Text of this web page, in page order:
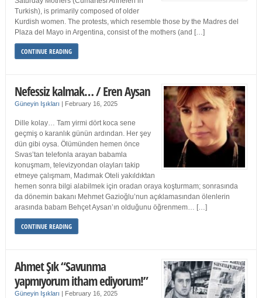
Turkish), is primarily composed of older
Kurdish women. The protests, which resemble those by the Madres del
Plaza del Mayo in Argentina, consist of the mothers (and […]
CONTINUE READING
Nefessiz kalmak… / Eren Aysan
Güneyin Işıkları | February 16, 2025
Dille kolay… Tam yirmi dört koca sene
geçmiş o karanlık günün ardından. Her şey
dün gibi oysa. Ölümünden hemen önce
Sıvas’tan telefonla arayan babamla
konuşmam, televizyondan olayları takip
etmeye çalışmam, Madımak Oteli yakıldıktan
hemen sonra bilgi alabilmek için oradan oraya koşturmam; sonrasında
da dönemin bakanı Mehmet Gazioğlu’nun açıklamasından ölenlerin
arasında babam Behçet Aysan’ın olduğunu öğrenmem… […]
CONTINUE READING
Ahmet Şık “Savunma
yapmıyorum itham ediyorum!”
Güneyin Işıkları | February 16, 2025